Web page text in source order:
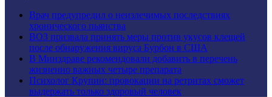
Врач предупредил о неизлечимых последствиях
хронического пьянства
ВОЗ призвала принять меры против укусов клещей
после обнаружения вируса Бурбон в США
В Минздраве рекомендовали добавить в перечень
жизненно важных четыре препарата
Психолог Крупин: провокации на ретритах сможет
выдержать только здоровый человек